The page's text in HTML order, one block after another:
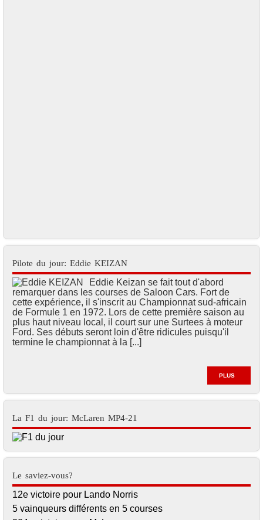
Pilote du jour: Eddie KEIZAN
Eddie Keizan se fait tout d'abord
remarquer dans les courses de Saloon Cars. Fort de
cette expérience, il s'inscrit au Championnat sud-africain
de Formule 1 en 1972. Lors de cette première saison au
plus haut niveau local, il court sur une Surtees à moteur
Ford. Ses débuts seront loin d'être ridicules puisqu'il
termine le championnat à la [...]
PLUS
La F1 du jour: McLaren MP4-21
Le saviez-vous?
12e victoire pour Lando Norris
5 vainqueurs différents en 5 courses